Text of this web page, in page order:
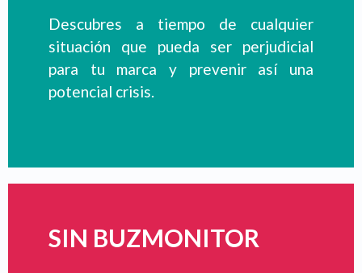
Descubres a tiempo de cualquier
situación que pueda ser perjudicial
para tu marca y prevenir así una
potencial crisis.
SIN BUZMONITOR